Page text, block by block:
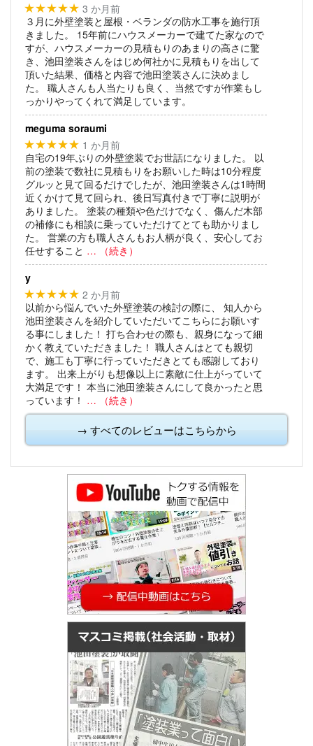
★★★★★ 3 か月前
３月に外壁塗装と屋根・ベランダの防水工事を施行頂
きました。
15年前にハウスメーカーで建てた家なので
すが、ハウスメーカーの見積もりのあまりの高さに驚
き、池田塗装さんをはじめ何社かに見積もりを出して
頂いた結果、価格と内容で池田塗装さんに決めまし
た。
職人さんも人当たりも良く、当然ですが作業もし
っかりやってくれて満足しています。
meguma soraumi
★★★★★ 1 か月前
自宅の19年ぶりの外壁塗装でお世話になりました。
以
前の塗装で数社に見積もりをお願いした時は10分程度
グルッと見て回るだけでしたが、池田塗装さんは1時間
近くかけて見て回られ、後日写真付きで丁寧に説明が
ありました。
塗装の種類や色だけでなく、傷んだ木部
の補修にも相談に乗っていただけてとても助かりまし
た。
営業の方も職人さんもお人柄が良く、安心してお
任せすること … （続き）
y
★★★★★ 2 か月前
以前から悩んでいた外壁塗装の検討の際に、
知人から
池田塗装さんを紹介していただいてこちらにお願いす
る事にしました！ 打ち合わせの際も、親身になって細
かく教えていただきました！ 職人さんはとても親切
で、施工も丁寧に行っていただきとても感謝しており
ます。
出来上がりも想像以上に素敵に仕上がっていて
大満足です！ 本当に池田塗装さんにして良かったと思
っています！ … （続き）
→ すべてのレビューはこちらから